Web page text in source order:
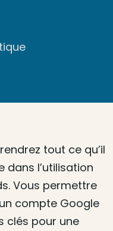
tout ce qu’il
l’utilisation
Vous permettre
compte Google
clés pour une